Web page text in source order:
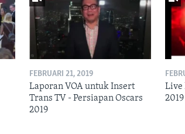
FEBRUARI 21, 2019
Laporan VOA untuk Insert
Trans TV - Persiapan Oscars
2019
Live